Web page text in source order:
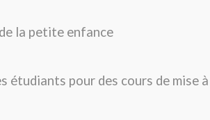
la petite enfance
étudiants pour des cours de mise à